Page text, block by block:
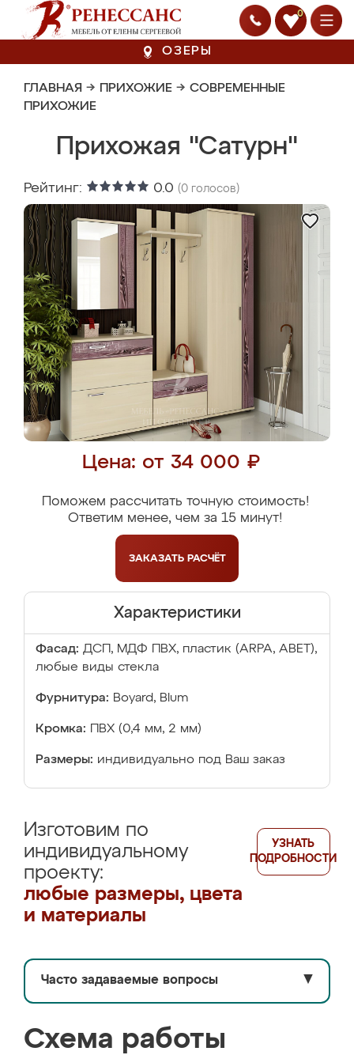
0
ОЗЕРЫ
ГЛАВНАЯ → ПРИХОЖИЕ → СОВРЕМЕННЫЕ
ПРИХОЖИЕ
Прихожая "Сатурн"
Рейтинг: 0.0 (0 голосов)
Цена: от 34 000 ₽
Поможем рассчитать точную стоимость!
Ответим менее, чем за 15 минут!
ЗАКАЗАТЬ РАСЧЁТ
Характеристики
Фасад: ДСП, МДФ ПВХ, пластик (ARPA, ABET),
любые виды стекла
Фурнитура: Boyard, Blum
Кромка: ПВХ (0,4 мм, 2 мм)
Размеры: индивидуально под Ваш заказ
Изготовим по
индивидуальному
проекту:
любые размеры, цвета
и материалы
УЗНАТЬ
ПОДРОБНОСТИ
Часто задаваемые вопросы ▼
Схема работы